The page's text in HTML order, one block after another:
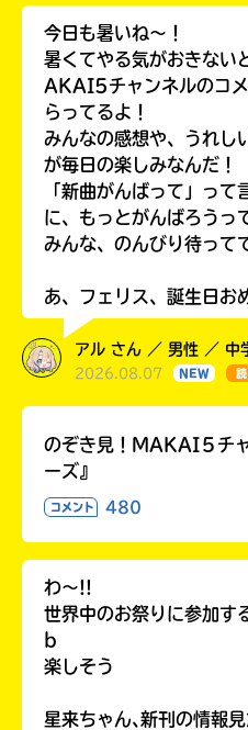
今日も暑いね〜！
暑くてやる気がおきない
AKAI5チャンネルのコ
らってるよ！
みんなの感想や、うれし
が毎日の楽しみなんだ！
「新曲がんばって」って
に、もっとがんばろうっ
みんな、のんびり待って
あ、フェリス、誕生日お
アル さん ／ 男性 ／ 中
2026.08.07 NEW
のぞき見！MAKAI５チ
ーズ』
コメント 480
わ〜!!
世界中のお祭りに参加
b
楽しそう
星来ちゃん､新刊の情報